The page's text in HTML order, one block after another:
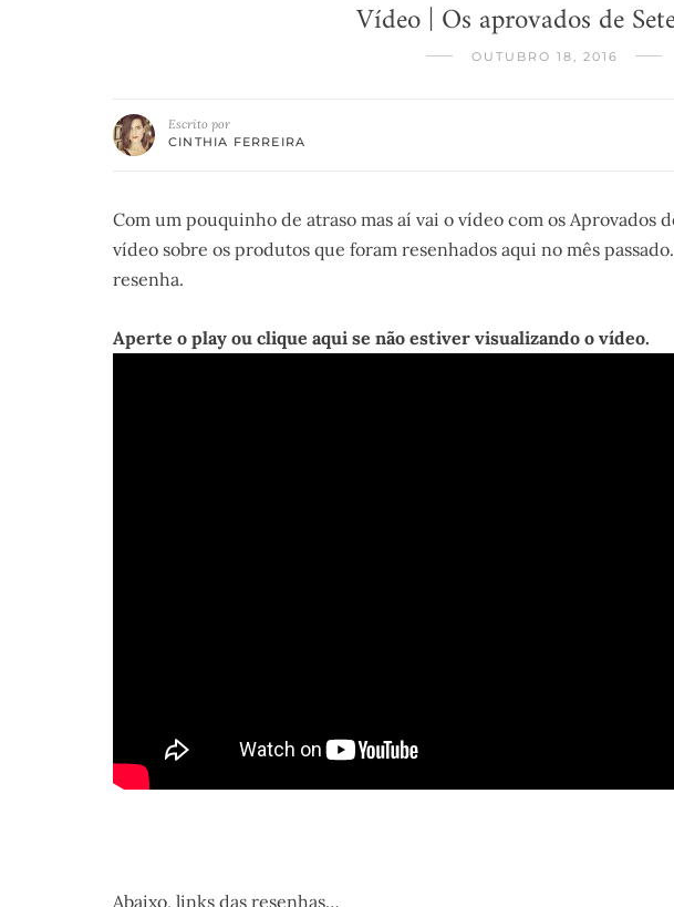
Vídeo | Os aprovados de
OUTUBRO 18, 2016
Escrito por
CINTHIA FERREIRA
Com um pouquinho de atraso mas aí vai o vídeo com os Aprovados
vídeo sobre os produtos que foram resenhados aqui no mês
resenha.
Aperte o play ou clique aqui se não estiver visualizando o vídeo.
Abaixo, links das resenhas…